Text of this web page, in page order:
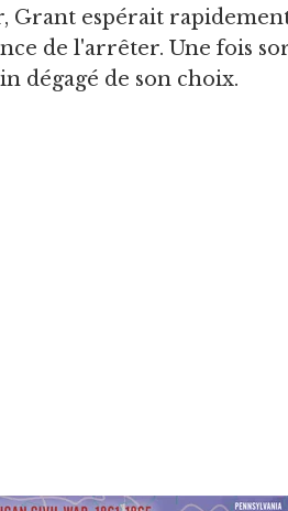
espérait
de l'arrêter. Une fois
dégagé de son choix.